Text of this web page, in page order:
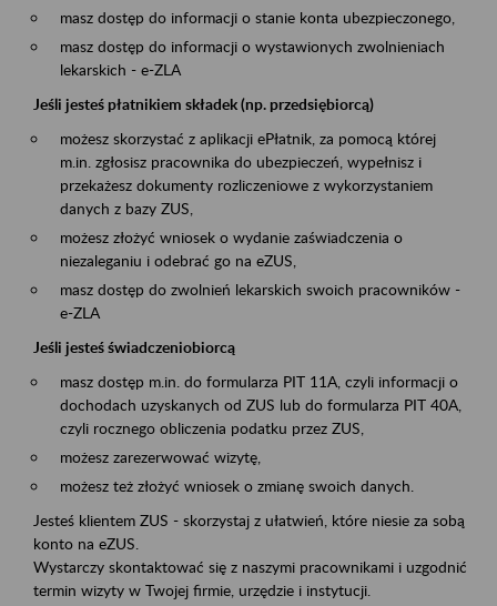
masz dostęp do informacji o stanie konta ubezpieczonego,
masz dostęp do informacji o wystawionych zwolnieniach
lekarskich - e-ZLA
Jeśli jesteś płatnikiem składek (np. przedsiębiorcą)
możesz skorzystać z aplikacji ePłatnik, za pomocą której
m.in. zgłosisz pracownika do ubezpieczeń, wypełnisz i
przekażesz dokumenty rozliczeniowe z wykorzystaniem
danych z bazy ZUS,
możesz złożyć wniosek o wydanie zaświadczenia o
niezaleganiu i odebrać go na eZUS,
masz dostęp do zwolnień lekarskich swoich pracowników -
e-ZLA
Jeśli jesteś świadczeniobiorcą
masz dostęp m.in. do formularza PIT 11A, czyli informacji o
dochodach uzyskanych od ZUS lub do formularza PIT 40A,
czyli rocznego obliczenia podatku przez ZUS,
możesz zarezerwować wizytę,
możesz też złożyć wniosek o zmianę swoich danych.
Jesteś klientem ZUS - skorzystaj z ułatwień, które niesie za sobą
konto na eZUS.
Wystarczy skontaktować się z naszymi pracownikami i uzgodnić
termin wizyty w Twojej firmie, urzędzie i instytucji.